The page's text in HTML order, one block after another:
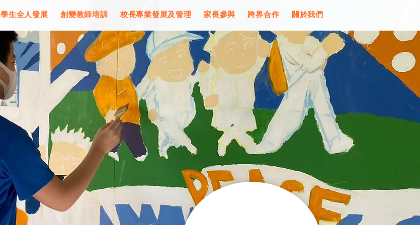
學生全人發展 創變教師培訓 校長專業發展及管理 家長參與 跨界合作 關於我們